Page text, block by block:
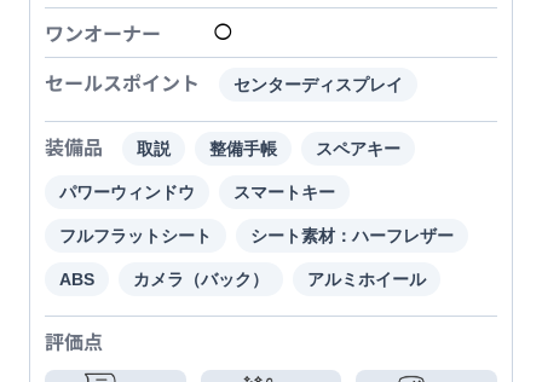
ワンオーナー ◯
セールスポイント センターディスプレイ
装備品 取説 整備手帳 スペアキー
パワーウィンドウ スマートキー
フルフラットシート シート素材：ハーフレザー
ABS カメラ（バック） アルミホイール
評価点